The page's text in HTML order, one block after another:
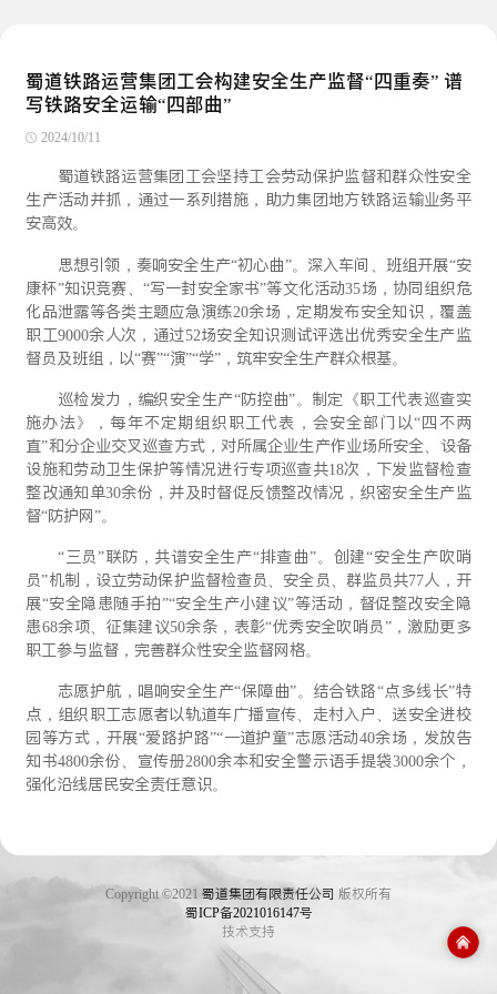
蜀道铁路运营集团工会构建安全生产监督“四重奏” 谱
写铁路安全运输“四部曲”
2024/10/11
蜀道铁路运营集团工会坚持工会劳动保护监督和群众性安全
生产活动并抓，通过一系列措施，助力集团地方铁路运输业务平
安高效。
思想引领，奏响安全生产“初心曲”。深入车间、班组开展“安
康杯”知识竞赛、“写一封安全家书”等文化活动35场，协同组织危
化品泄露等各类主题应急演练20余场，定期发布安全知识，覆盖
职工9000余人次，通过52场安全知识测试评选出优秀安全生产监
督员及班组，以“赛”“演”“学”，筑牢安全生产群众根基。
巡检发力，编织安全生产“防控曲”。制定《职工代表巡查实
施办法》，每年不定期组织职工代表，会安全部门以“四不两
直”和分企业交叉巡查方式，对所属企业生产作业场所安全、设备
设施和劳动卫生保护等情况进行专项巡查共18次，下发监督检查
整改通知单30余份，并及时督促反馈整改情况，织密安全生产监
督“防护网”。
“三员”联防，共谱安全生产“排查曲”。创建“安全生产吹哨
员”机制，设立劳动保护监督检查员、安全员、群监员共77人，开
展“安全隐患随手拍”“安全生产小建议”等活动，督促整改安全隐
患68余项、征集建议50余条，表彰“优秀安全吹哨员”，激励更多
职工参与监督，完善群众性安全监督网格。
志愿护航，唱响安全生产“保障曲”。结合铁路“点多线长”特
点，组织职工志愿者以轨道车广播宣传、走村入户、送安全进校
园等方式，开展“爱路护路”“一道护童”志愿活动40余场，发放告
知书4800余份、宣传册2800余本和安全警示语手提袋3000余个，
强化沿线居民安全责任意识。
Copyright ©2021 蜀道集团有限责任公司 版权所有
蜀ICP备2021016147号
技术支持